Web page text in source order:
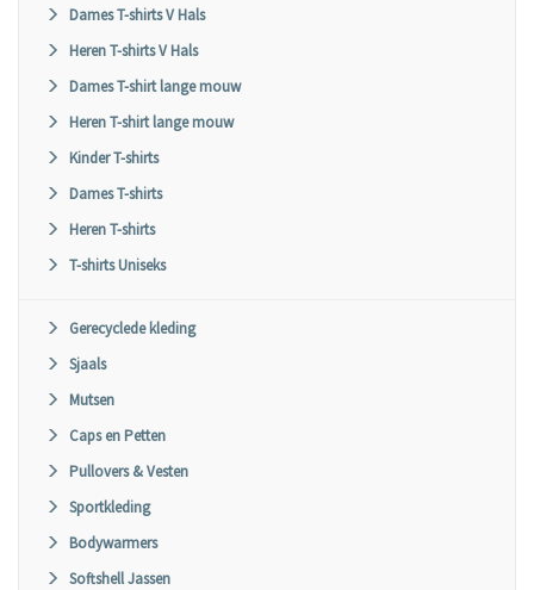
Dames T-shirts V Hals
Heren T-shirts V Hals
Dames T-shirt lange mouw
Heren T-shirt lange mouw
Kinder T-shirts
Dames T-shirts
Heren T-shirts
T-shirts Uniseks
Gerecyclede kleding
Sjaals
Mutsen
Caps en Petten
Pullovers & Vesten
Sportkleding
Bodywarmers
Softshell Jassen